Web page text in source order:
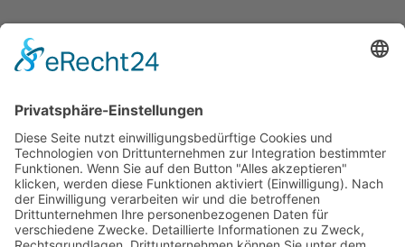
Konfliktlösung mit Narzissten: Effektive Strategien für
Beruf und Alltag
BATNA, WATNA und ZOPA: Die drei Säulen
erfolgreicher Verhandlungsstrategien
Mediationsblog